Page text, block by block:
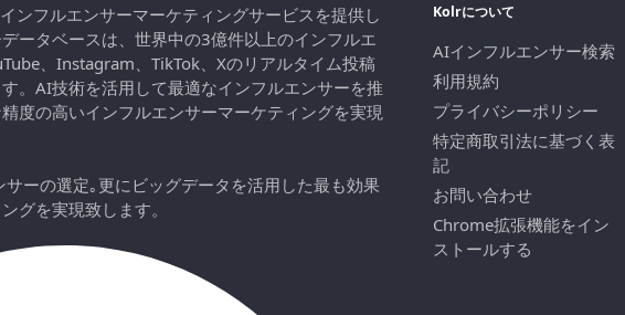
ンフルエンサーマーケティングサービスを提供し
ータベースは、世界中の3億件以上のインフルエ
、Instagram、TikTok、Xのリアルタイム投稿
。AI技術を活用して最適なインフルエンサーを推
度の高いインフルエンサーマーケティングを実現
ーの選定｡更にビッグデータを活用した最も効果
グを実現致します。
Kolrについて
AIインフルエンサー検索
利用規約
プライバシーポリシー
特定商取引法に基づく表
記
お問い合わせ
Chrome拡張機能をイン
ストールする